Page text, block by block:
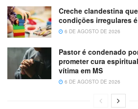
Creche clandestina
condições irregulares
6 DE AGOSTO DE 2026
Pastor é condenado
prometer cura
vítima em MS
6 DE AGOSTO DE 2026